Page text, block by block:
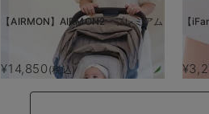
【AIRMON】AIRMON2 プレミアム
¥14,850 (税込)
【